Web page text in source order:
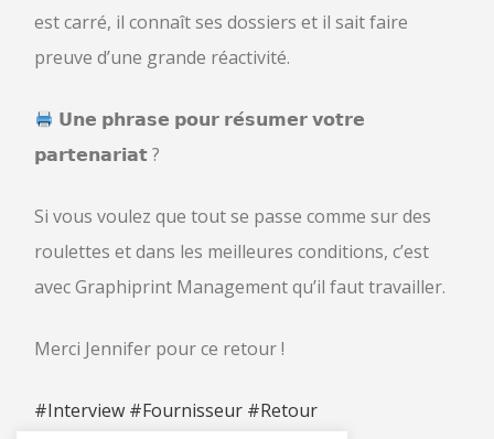
est carré, il connaît ses dossiers et il sait faire
preuve d’une grande réactivité.
𝗨𝗻𝗲 𝗽𝗵𝗿𝗮𝘀𝗲 𝗽𝗼𝘂𝗿 𝗿𝗲́𝘀𝘂𝗺𝗲𝗿 𝘃𝗼𝘁𝗿𝗲
𝗽𝗮𝗿𝘁𝗲𝗻𝗮𝗿𝗶𝗮𝘁 ?
Si vous voulez que tout se passe comme sur des
roulettes et dans les meilleures conditions, c’est
avec Graphiprint Management qu’il faut travailler.
Merci Jennifer pour ce retour !
#Interview #Fournisseur #Retour